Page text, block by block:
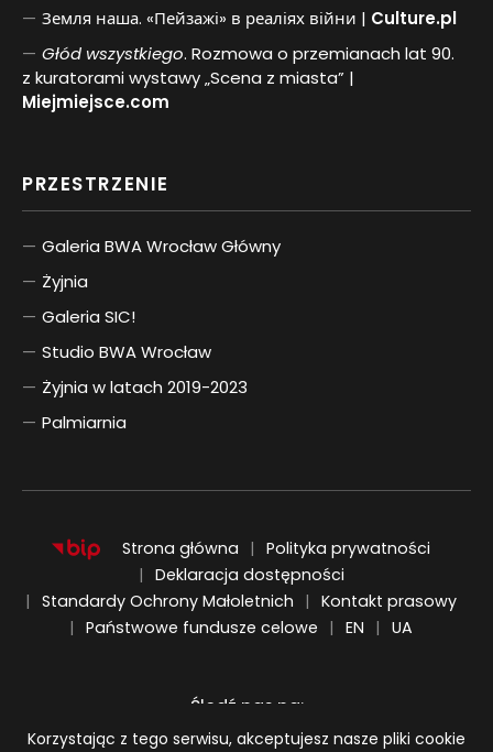
Земля наша. «Пейзажі» в реаліях війни | Culture.pl
Głód wszystkiego. Rozmowa o przemianach lat 90.
z kuratorami wystawy „Scena z miasta” |
Miejmiejsce.com
PRZESTRZENIE
Galeria BWA Wrocław Główny
Żyjnia
Galeria SIC!
Studio BWA Wrocław
Żyjnia w latach 2019-2023
Palmiarnia
Strona główna
Polityka prywatności
Deklaracja dostępności
Standardy Ochrony Małoletnich
Kontakt prasowy
Państwowe fundusze celowe
EN
ENGLISH
UA
UKRAIŃSKI
Śledź nas na:
Informacja o plikach cookie
Korzystając z tego serwisu, akceptujesz nasze pliki cookie